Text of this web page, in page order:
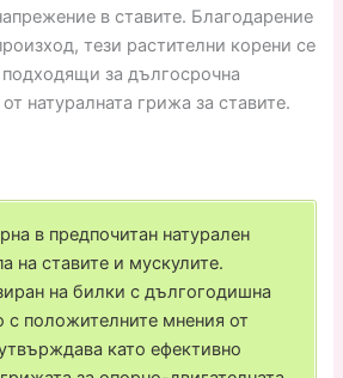
в ставите. Благодарение
тези растителни корени се
за дългосрочна
натуралната грижа за ставите.
в предпочитан натурален
на ставите и мускулите.
на билки с дългогодишна
с положителните мнения от
като ефективно